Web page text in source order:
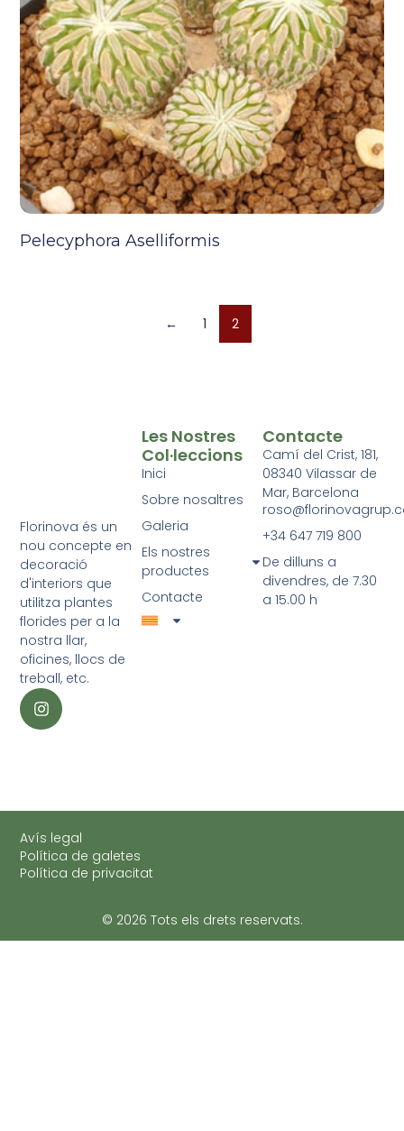
Pelecyphora Aselliformis
← 1 2
Florinova és un
nou concepte en
decoració
d'interiors que
utilitza plantes
florides per a la
nostra llar,
oficines, llocs de
treball, etc.
Les Nostres
Col·leccions
Inici
Sobre nosaltres
Galeria
Els nostres
productes
Contacte
Contacte
Camí del Crist, 181,
08340 Vilassar de
Mar, Barcelona
+34 647 719 800
De dilluns a
divendres, de 7.30
a 15.00 h
Avís legal
Política de galetes
Política de privacitat
© 2026 Tots els drets reservats.